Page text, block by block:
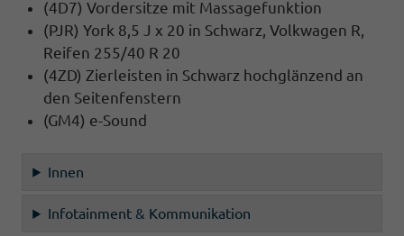
(4D7) Vordersitze mit Massagefunktion
(PJR) York 8,5 J x 20 in Schwarz, Volkwagen R,
Reifen 255/40 R 20
(4ZD) Zierleisten in Schwarz hochglänzend an
den Seitenfenstern
(GM4) e-Sound
Innen
Infotainment & Kommunikation